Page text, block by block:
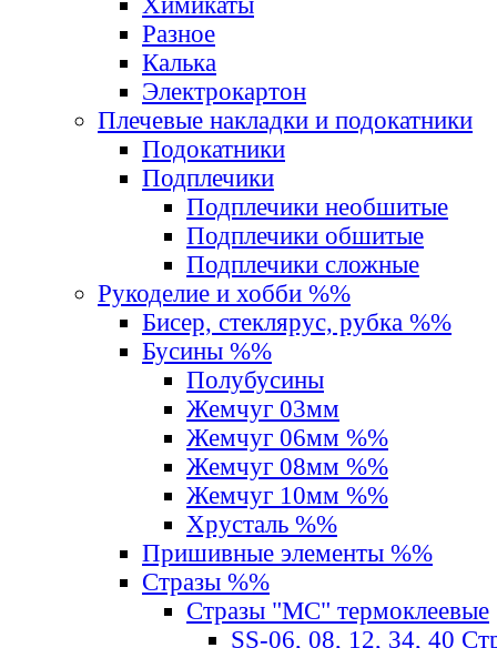
Разное
Калька
Электрокартон
Плечевые накладки и подокатники
Подокатники
Подплечики
Подплечики необшитые
Подплечики обшитые
Подплечики сложные
Рукоделие и хобби %%
Бисер, стеклярус, рубка %%
Бусины %%
Полубусины
Жемчуг 03мм
Жемчуг 06мм %%
Жемчуг 08мм %%
Жемчуг 10мм %%
Хрусталь %%
Пришивные элементы %%
Стразы %%
Стразы "MС" термоклеевые
SS-06, 08, 12, 34, 40